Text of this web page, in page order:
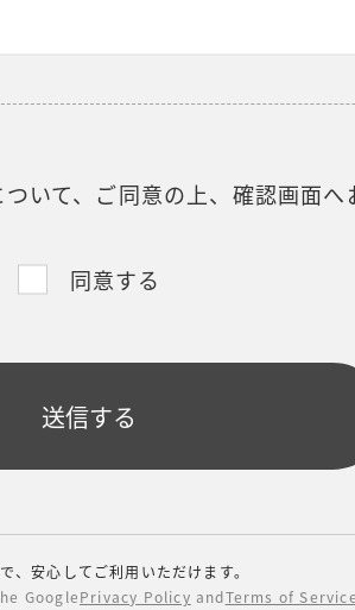
いて、 ご同意の上、確認画面
同意する
安心してご利用いただけます。
GooglePrivacy Policy andTerms of